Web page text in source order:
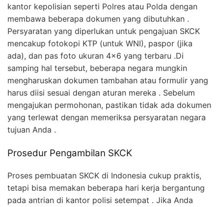
kantor kepolisian seperti Polres atau Polda dengan
membawa beberapa dokumen yang dibutuhkan .
Persyaratan yang diperlukan untuk pengajuan SKCK
mencakup fotokopi KTP (untuk WNI), paspor (jika
ada), dan pas foto ukuran 4×6 yang terbaru .Di
samping hal tersebut, beberapa negara mungkin
mengharuskan dokumen tambahan atau formulir yang
harus diisi sesuai dengan aturan mereka . Sebelum
mengajukan permohonan, pastikan tidak ada dokumen
yang terlewat dengan memeriksa persyaratan negara
tujuan Anda .
Prosedur Pengambilan SKCK
Proses pembuatan SKCK di Indonesia cukup praktis,
tetapi bisa memakan beberapa hari kerja bergantung
pada antrian di kantor polisi setempat . Jika Anda